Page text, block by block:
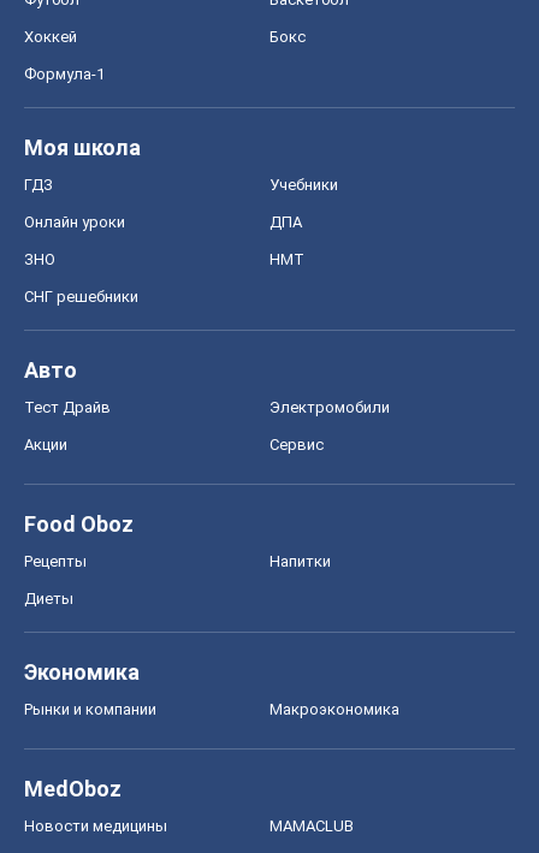
Хоккей Бокс
Формула-1
Моя школа
ГДЗ Учебники
Онлайн уроки ДПА
ЗНО НМТ
СНГ решебники
Авто
Тест Драйв Электромобили
Акции Сервис
Food Oboz
Рецепты Напитки
Диеты
Экономика
Рынки и компании Mакроэкономика
MedOboz
Новости медицины MAMACLUB